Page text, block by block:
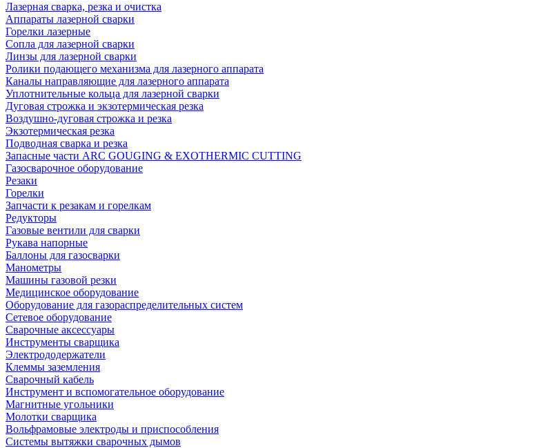
Лазерная сварка, резка и очистка
Аппараты лазерной сварки
Горелки лазерные
Сопла для лазерной сварки
Линзы для лазерной сварки
Ролики подающего механизма для лазерного аппарата
Каналы направляющие для лазерного аппарата
Уплотнительные кольца для лазерной сварки
Дуговая строжка и экзотермическая резка
Воздушно-дуговая строжка и резка
Экзотермическая резка
Подводная сварка и резка
Запасные части ARC GOUGING & EXOTHERMIC CUTTING
Газосварочное оборудование
Резаки
Горелки
Запчасти к резакам и горелкам
Редукторы
Газовые вентили для сварки
Рукава напорные
Баллоны для газосварки
Манометры
Машины газовой резки
Медицинское оборудование
Оборудование для газораспределительных систем
Сетевое оборудование
Сварочные аксессуары
Инструменты сварщика
Электрододержатели
Клеммы заземления
Сварочный кабель
Инструмент и вспомогательное оборудование
Магнитные угольники
Молотки сварщика
Вольфрамовые электроды и приспособления
Системы вытяжки сварочных дымов